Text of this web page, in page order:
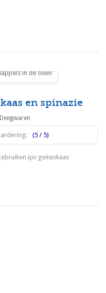
en spinazie
Deegwaren
(5 / 5)
ipv geitenkaas